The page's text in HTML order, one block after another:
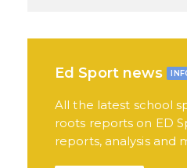
Ed Sport news
All the latest school
roots reports on ED
reports, analysis and